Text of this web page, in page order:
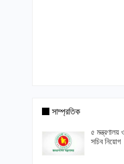
সাম্প্রতিক
৫
সচিব নিয়োগ